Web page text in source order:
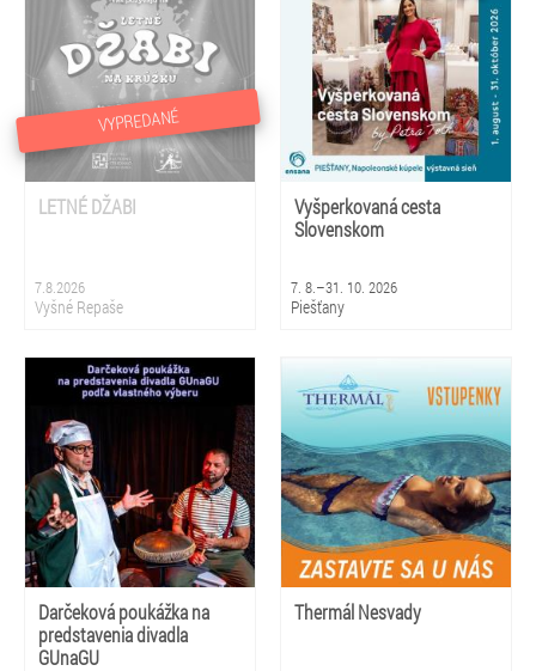
VYPREDANÉ
LETNÉ DŽABI
7.8.2026
Vyšné Repaše
Vyšperkovaná cesta
Slovenskom
7. 8.–31. 10. 2026
Piešťany
Darčeková poukážka na
predstavenia divadla
GUnaGU
Thermál Nesvady